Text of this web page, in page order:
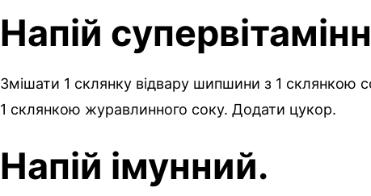
Напій
Змішати 1 склянку відвару шипшини з 1 склянкою
1 склянкою журавлинного соку. Додати цукор.
Напій імунний.